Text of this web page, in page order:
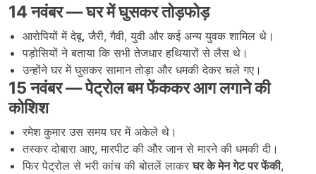
14नवंबर—घर में घुसकर तोड़फोड़
आरोपियों में देबू, जैरी, गैवी, युवी और कई अन्य युवक शामिल थे।
पड़ोसियों ने बताया कि सभी तेजधार हथियारों से लैस थे।
उन्होंने घर में घुसकर सामान तोड़ा और धमकी देकर चले गए।
15नवंबर—पेट्रोल बम फेंककर आग लगाने की
कोशिश
रमेश कुमार उस समय घर में अकेले थे।
तस्कर दोबारा आए, मारपीट की और जान से मारने की धमकी दी।
फिर पेट्रोल से भरी कांच की बोतलें लाकरघर के मेन गेट पर फेंकी,